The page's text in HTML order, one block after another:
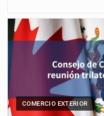
COMERCIO EXTERIOR